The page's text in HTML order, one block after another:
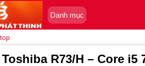
Danh mục
R73/H – Core i5